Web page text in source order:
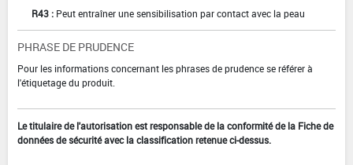
R43 : Peut entraîner une sensibilisation par contact avec la peau
PHRASE DE PRUDENCE
Pour les informations concernant les phrases de prudence se référer à
l'étiquetage du produit.
Le titulaire de l'autorisation est responsable de la conformité de la Fiche de
données de sécurité avec la classification retenue ci-dessus.